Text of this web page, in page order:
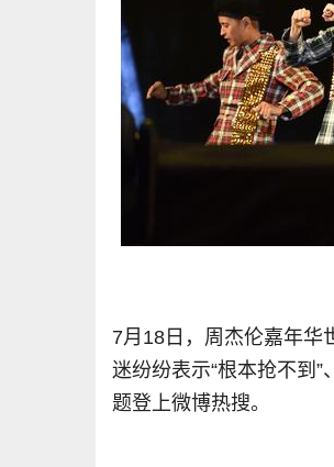
7月18日，周杰伦嘉年华
迷纷纷表示“根本抢不到
题登上微博热搜。